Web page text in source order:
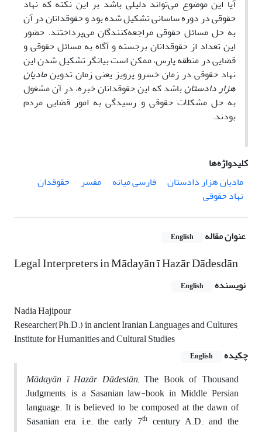
آیا این موضوع می‌تواند دلیلی باشد بر این نکته که نهاد
حقوقی در دوره ساسانی تشکیل شده بود و حقوقدانان در آن
به حل مسائل حقوقی مراجعه‌کنندگان می‌پرداختند. حضور
این تعداد از حقوقدانان برجسته و آگاه به مسائل حقوقی و
قضایی در منطقه پارس، ممکن است بیانگر تشکیل شدن این
نهاد حقوقی در زمان خسرو پرویز یعنی زمان تدوینمادیان
هزار دادستانباشد که این حقوقدانان خبره، در آن مشغول
به حل مشکلات حقوقی و رسیدگی به امور قضایی مردم
بودند.
کلیدواژه‌ها
مادیان هزار دادستان
فارسی میانه مفسر
حقوقدان
نهاد حقوقی
عنوان مقاله English
Legal Interpreters in Mādayān ī Hazār Dādesdān
نویسنده English
Nadia Hajipour
Researcher(Ph.D.) in ancient Iranian Languages and Cultures,
Institute for Humanities and Cultural Studies
چکیده
English
Mādayān ī Hazār Dādestān, The Book of Thousand
Judgments, is a Sasanian law-book in Middle Persian
language. It is believed to be composed at the dawn of
Sasanian era, i.e. the early 7thcentury A.D. and the